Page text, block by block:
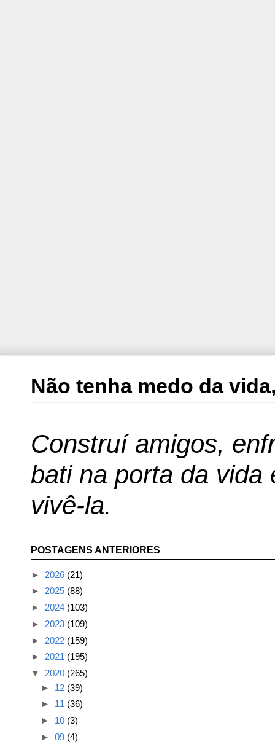
Não tenha medo da
Construí amigos,
bati na porta da vida
vivê-la.
POSTAGENS ANTERIORES
► 2026 (21)
► 2025 (88)
► 2024 (103)
► 2023 (109)
► 2022 (159)
► 2021 (195)
▼ 2020 (265)
► 12 (39)
► 11 (36)
► 10 (3)
► 09 (4)